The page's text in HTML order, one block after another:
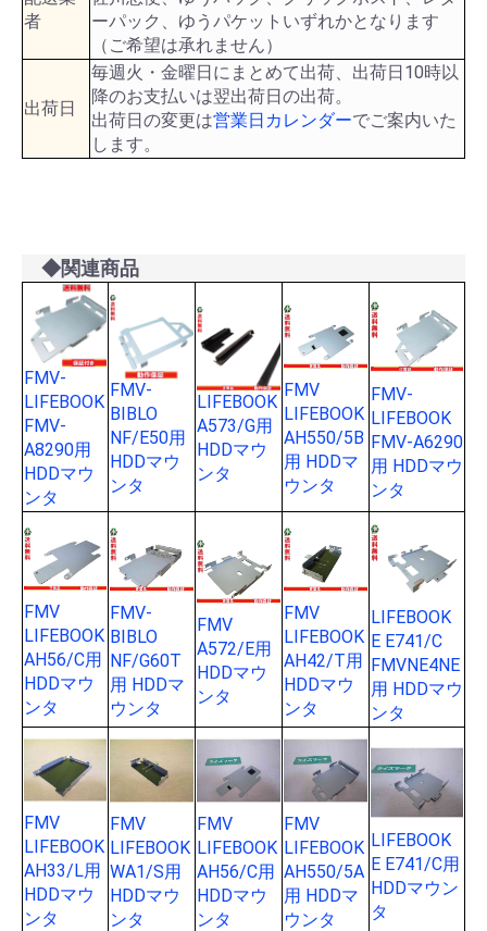
者
ーパック、ゆうパケットいずれかとなります
（ご希望は承れません）
出荷日
毎週火・金曜日にまとめて出荷、出荷日10時以
降のお支払いは翌出荷日の出荷。
出荷日の変更は営業日カレンダーでご案内いた
します。
◆関連商品
FMV-
LIFEBOOK
FMV-
A8290用
HDDマウ
ンタ
FMV-
BIBLO
NF/E50用
HDDマウ
ンタ
LIFEBOOK
A573/G用
HDDマウ
ンタ
FMV
LIFEBOOK
AH550/5B
用 HDDマ
ウンタ
FMV-
LIFEBOOK
FMV-A6290
用 HDDマウ
ンタ
FMV
LIFEBOOK
AH56/C用
HDDマウ
ンタ
FMV-
BIBLO
NF/G60T
用 HDDマ
ウンタ
FMV
A572/E用
HDDマウ
ンタ
FMV
LIFEBOOK
AH42/T用
HDDマウ
ンタ
LIFEBOOK
E E741/C
FMVNE4NE
用 HDDマウ
ンタ
FMV
LIFEBOOK
AH33/L用
HDDマウ
ンタ
FMV
LIFEBOOK
WA1/S用
HDDマウ
ンタ
FMV
LIFEBOOK
AH56/C用
HDDマウ
ンタ
FMV
LIFEBOOK
AH550/5A
用 HDDマ
ウンタ
LIFEBOOK
E E741/C用
HDDマウン
タ